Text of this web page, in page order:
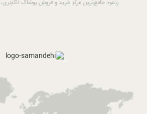
زنمود جامع‌ترین مرکز خرید و فروش پوشاک